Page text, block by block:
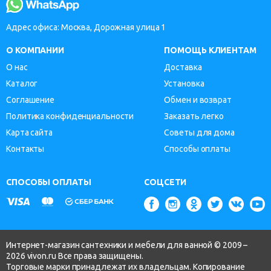
Адрес офиса: Москва, Дорожная улица 1
О КОМПАНИИ
О нас
Каталог
Соглашение
Политика конфиденциальности
Карта сайта
Контакты
ПОМОЩЬ КЛИЕНТАМ
Доставка
Установка
Обмен и возврат
Заказать легко
Советы для дома
Способы оплаты
СПОСОБЫ ОПЛАТЫ СОЦСЕТИ
Интернет-магазин сантехники и мебели для ванной © 2009 –
2026 vivon.ru Все права защищены.
Торговые марки принадлежат их владельцам. Копирование